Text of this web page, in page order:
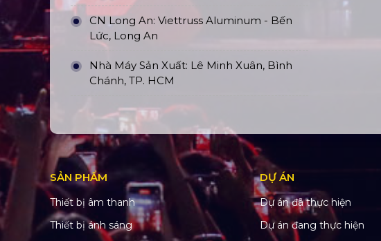
CN Long An: Viettruss Aluminum - Bến
Lức, Long An
Nhà Máy Sản Xuất: Lê Minh Xuân, Bình
Chánh, TP. HCM
SẢN PHẨM
Thiết bị âm thanh
Thiết bị ánh sáng
DỰ ÁN
Dự án đã thực hiện
Dự án đang thực hiện